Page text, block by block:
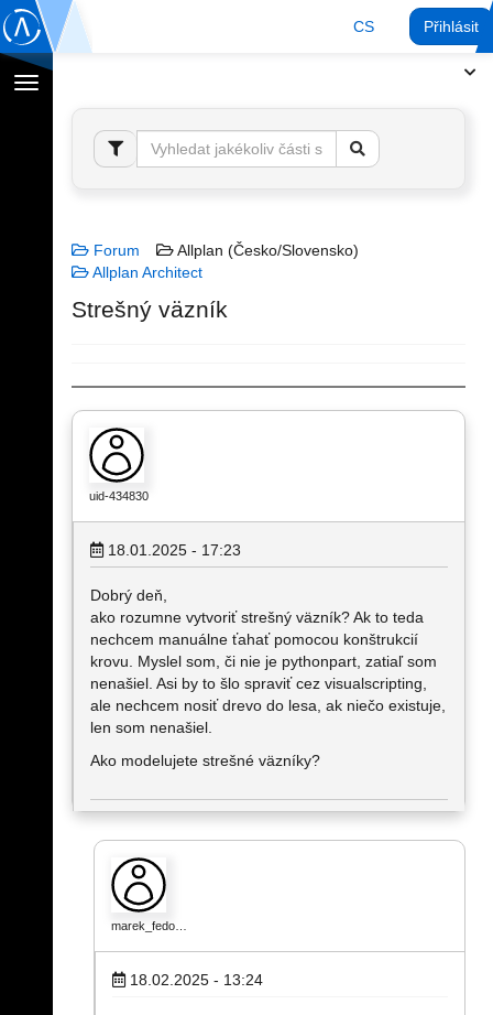
CS Přihlásit
Přepnout
navigaci
Forum
Allplan (Česko/Slovensko)
Allplan Architect
Strešný väzník
uid-434830
18.01.2025 - 17:23
Dobrý deň,
ako rozumne vytvoriť strešný väzník? Ak to teda
nechcem manuálne ťahať pomocou konštrukcií
krovu. Myslel som, či nie je pythonpart, zatiaľ som
nenašiel. Asi by to šlo spraviť cez visualscripting,
ale nechcem nosiť drevo do lesa, ak niečo existuje,
len som nenašiel.
Ako modelujete strešné väzníky?
marek_fedo…
18.02.2025 - 13:24